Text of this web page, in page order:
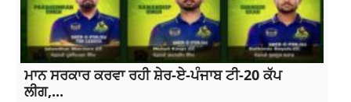
ਮਾਨ ਸਰਕਾਰ ਕਰਵਾ ਰਹੀ ਸ਼ੇਰ-ਏ-ਪੰਜਾਬ ਟੀ-20 ਕੱਪ
ਲੀਗ,...